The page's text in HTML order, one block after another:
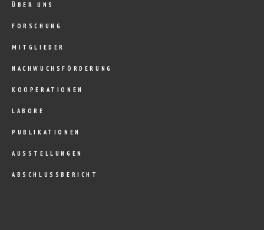
ÜBER UNS
FORSCHUNG
MITGLIEDER
NACHWUCHSFÖRDERUNG
KOOPERATIONEN
LABORE
PUBLIKATIONEN
AUSSTELLUNGEN
ABSCHLUSSBERICHT